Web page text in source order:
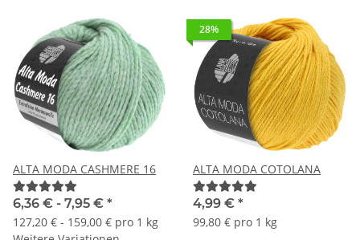
ALTA MODA CASHMERE 16
6,36 € - 7,95 € *
127,20 € - 159,00 € pro 1 kg
28%
ALTA MODA COTOLANA
4,99 € *
99,80 € pro 1 kg